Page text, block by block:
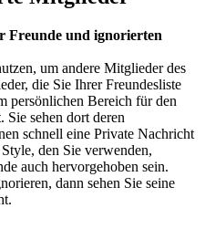
Freunde und ignorierten
um andere Mitglieder des
die Sie Ihrer Freundesliste
persönlichen Bereich für den
sehen dort deren
schnell eine Private Nachricht
den Sie verwenden,
auch hervorgehoben sein.
dann sehen Sie seine